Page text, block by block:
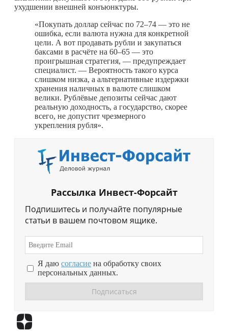
ухудшении внешней конъюнктуры.
«Покупать доллар сейчас по 72–74 — это не
ошибка, если валюта нужна для конкретной
цели. А вот продавать рубли и закупаться
баксами в расчёте на 60–65 — это
проигрышная стратегия, — предупреждает
специалист. — Вероятность такого курса
слишком низка, а альтернативные издержки
хранения наличных в валюте слишком
велики. Рублёвые депозиты сейчас дают
реальную доходность, а государство, скорее
всего, не допустит чрезмерного
укрепления рубля».
Рассылка Инвест-Форсайт
Подпишитесь и получайте популярные
статьи в вашем почтовом ящике.
Я даю согласие на обработку своих
персональных данных.